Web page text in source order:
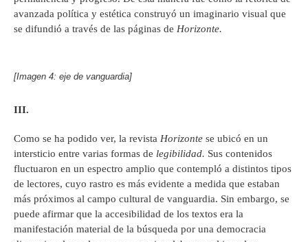
avanzada política y estética construyó un imaginario visual que
se difundió a través de las páginas de Horizonte.
[Imagen 4: eje de vanguardia]
III.
Como se ha podido ver, la revista Horizonte se ubicó en un
intersticio entre varias formas de legibilidad. Sus contenidos
fluctuaron en un espectro amplio que contempló a distintos tipos
de lectores, cuyo rastro es más evidente a medida que estaban
más próximos al campo cultural de vanguardia. Sin embargo, se
puede afirmar que la accesibilidad de los textos era la
manifestación material de la búsqueda por una democracia